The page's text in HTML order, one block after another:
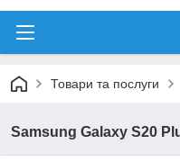
Товари та послуги
Samsung Galaxy S20